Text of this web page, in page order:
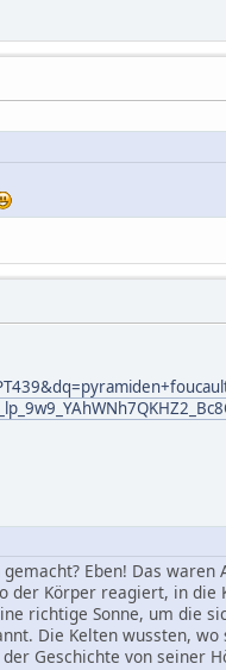
Eben! Das
der Körper reagiert, in
richtige Sonne, um die
Die Kelten wussten,
Geschichte von seiner